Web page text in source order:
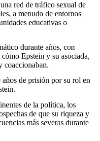
red de tráfico sexual de
a menudo de entornos
educativas o
durante años, con
Epstein y su asociada,
coaccionaban.
de prisión por su rol en
de la política, los
de que su riqueza y
más severas durante